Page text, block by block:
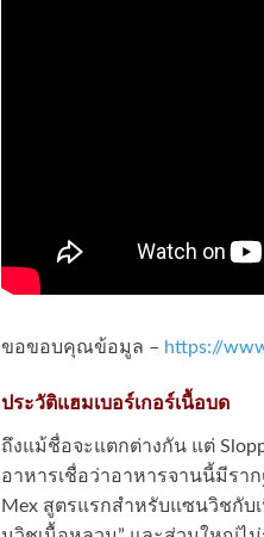
ขอขอบคุณข้อมูล – https://
ประวัติแฮมเบอร์เกอร์เนื้อบด
ถึงแม้ชื่อจะแตกต่างกัน แต่
อาหารเชื่อว่าอาหารจานนี้มีรา
Mex สูตรแรกสำหรับแซนวิชกับ